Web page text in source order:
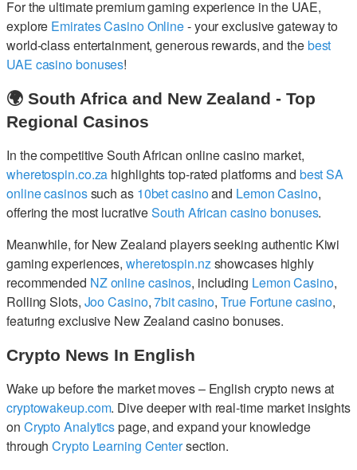
For the ultimate premium gaming experience in the UAE,
explore Emirates Casino Online- your exclusive gateway to
world-class entertainment, generous rewards, and thebest
UAE casino bonuses!
🌍 South Africa and New Zealand - Top
Regional Casinos
In the competitive South African online casino market,
wheretospin.co.za highlights top-rated platforms and best SA
online casinossuch as 10bet casinoand Lemon Casino,
offering the most lucrativeSouth African casino bonuses.
Meanwhile, for New Zealand players seeking authentic Kiwi
gaming experiences, wheretospin.nzshowcases highly
recommended NZ online casinos, including Lemon Casino,
Rolling Slots, Joo Casino,7bit casino,True Fortune casino,
featuring exclusive New Zealand casino bonuses.
Crypto News In English
Wake up before the market moves – English crypto news at
cryptowakeup.com. Dive deeper with real-time market insights
on Crypto Analyticspage, and expand your knowledge
throughCrypto Learning Centersection.